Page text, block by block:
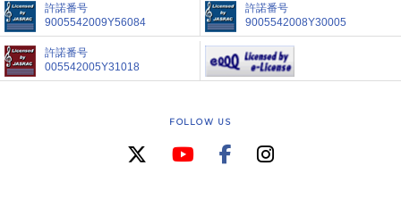
許諾番号
9005542009Y56084
許諾番号
9005542008Y30005
許諾番号
005542005Y31018
FOLLOW US